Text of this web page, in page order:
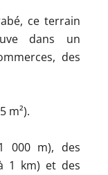
ce terrain
dans un
des
m²).
000 m), des
1 km) et des